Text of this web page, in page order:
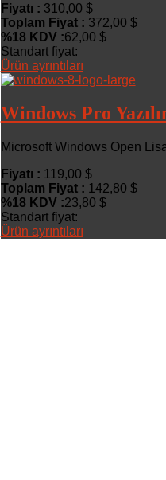
Fiyatı : 310,00 $
Toplam Fiyat : 372,00 $
%18 KDV :62,00 $
Standart fiyat:
Ürün ayrıntıları
Windows Pro
Microsoft Windows Open
Fiyatı : 119,00 $
Toplam Fiyat : 142,80 $
%18 KDV :23,80 $
Standart fiyat:
Ürün ayrıntıları